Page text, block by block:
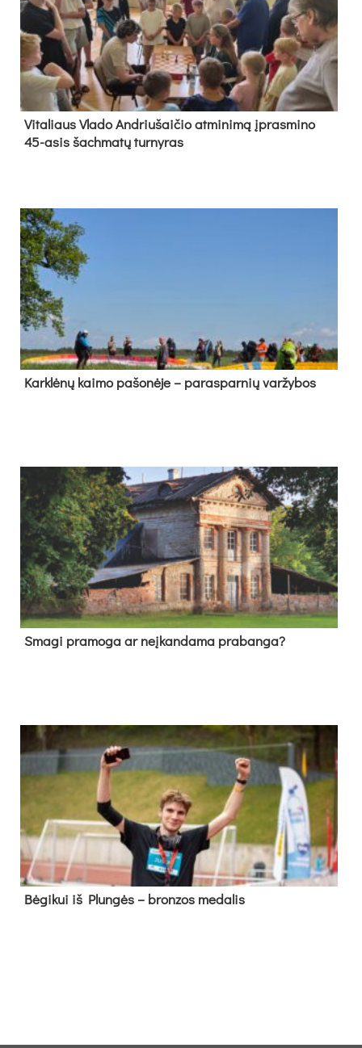
Vi­ta­liaus Vla­do And­riu­šai­čio at­mi­ni­mą įpras­mi­no
45-asis šach­ma­tų tur­ny­ras
Kark­lė­nų kai­mo pa­šo­nė­je – pa­ras­par­nių var­žy­bos
Sma­gi pra­mo­ga ar neį­kan­da­ma pra­ban­ga?
Bė­gi­kui iš Plun­gės – bron­zos me­da­lis